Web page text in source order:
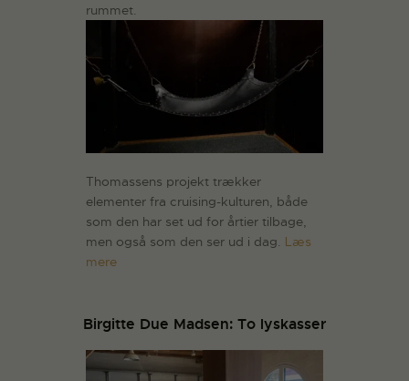
rummet.
Thomassens projekt trækker
elementer fra cruising-kulturen, både
som den har set ud for årtier tilbage,
men også som den ser ud i dag. Læs
mere
Birgitte Due Madsen: To lyskasser